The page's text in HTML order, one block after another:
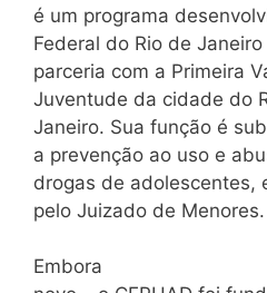
é um programa
Federal do Rio de Janeiro
parceria com a Primeira
Juventude da cidade do
Janeiro. Sua função é
a prevenção ao uso e
drogas de adolescentes,
pelo Juizado de Menores.
Embora